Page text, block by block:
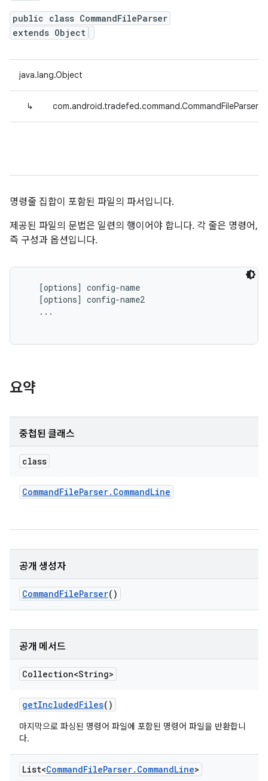
public class CommandFileParser
extends Object
java.lang.Object
↳ com.android.tradefed.command.CommandFileParser
명령줄 집합이 포함된 파일의 파서입니다.
제공된 파일의 문법은 일련의 행이어야 합니다. 각 줄은 명령어,
즉 구성과 옵션입니다.
   [options] config-name
   [options] config-name2
   ...
요약
중첩된 클래스
class
CommandFileParser. CommandLine
공개 생성자
CommandFileParser()
공개 메서드
Collection<String>
getIncludedFiles()
마지막으로 파싱된 명령어 파일에 포함된 명령어 파일을 반환합니
다.
List<CommandFileParser. CommandLine>